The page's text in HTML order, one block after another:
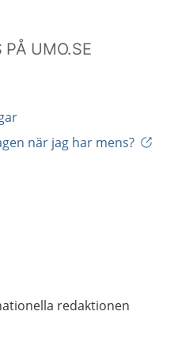
PÅ UMO.SE
när jag har mens?
redaktionen